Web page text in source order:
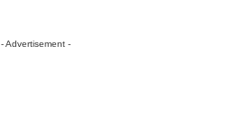
- Advertisement -